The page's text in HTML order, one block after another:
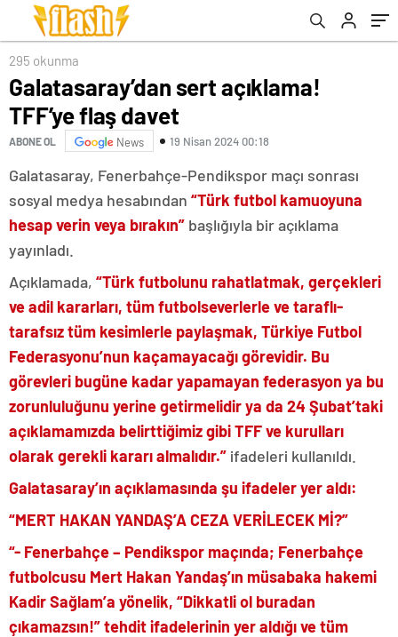
295 okunma
Galatasaray’dan sert açıklama!
TFF’ye flaş davet
ABONE OL News 19 Nisan 2024 00:18
Galatasaray, Fenerbahçe-Pendikspor maçı sonrası
sosyal medya hesabından “Türk futbol kamuoyuna
hesap verin veya bırakın” başlığıyla bir açıklama
yayınladı.
Açıklamada, “Türk futbolunu rahatlatmak, gerçekleri
ve adil kararları, tüm futbolseverlerle ve taraflı-
tarafsız tüm kesimlerle paylaşmak, Türkiye Futbol
Federasyonu’nun kaçamayacağı görevidir. Bu
görevleri bugüne kadar yapamayan federasyon ya bu
zorunluluğunu yerine getirmelidir ya da 24 Şubat’taki
açıklamamızda belirttiğimiz gibi TFF ve kurulları
olarak gerekli kararı almalıdır.” ifadeleri kullanıldı.
Galatasaray’ın açıklamasında şu ifadeler yer aldı:
“MERT HAKAN YANDAŞ’A CEZA VERİLECEK Mİ?”
“- Fenerbahçe – Pendikspor maçında; Fenerbahçe
futbolcusu Mert Hakan Yandaş’ın müsabaka hakemi
Kadir Sağlam’a yönelik, “Dikkatli ol buradan
çıkamazsın!” tehdit ifadelerinin yer aldığı ve tüm